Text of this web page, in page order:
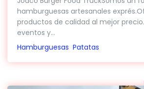
hamburguesas artesanales
productos de calidad al mejor
eventos y...
Hamburguesas Patatas